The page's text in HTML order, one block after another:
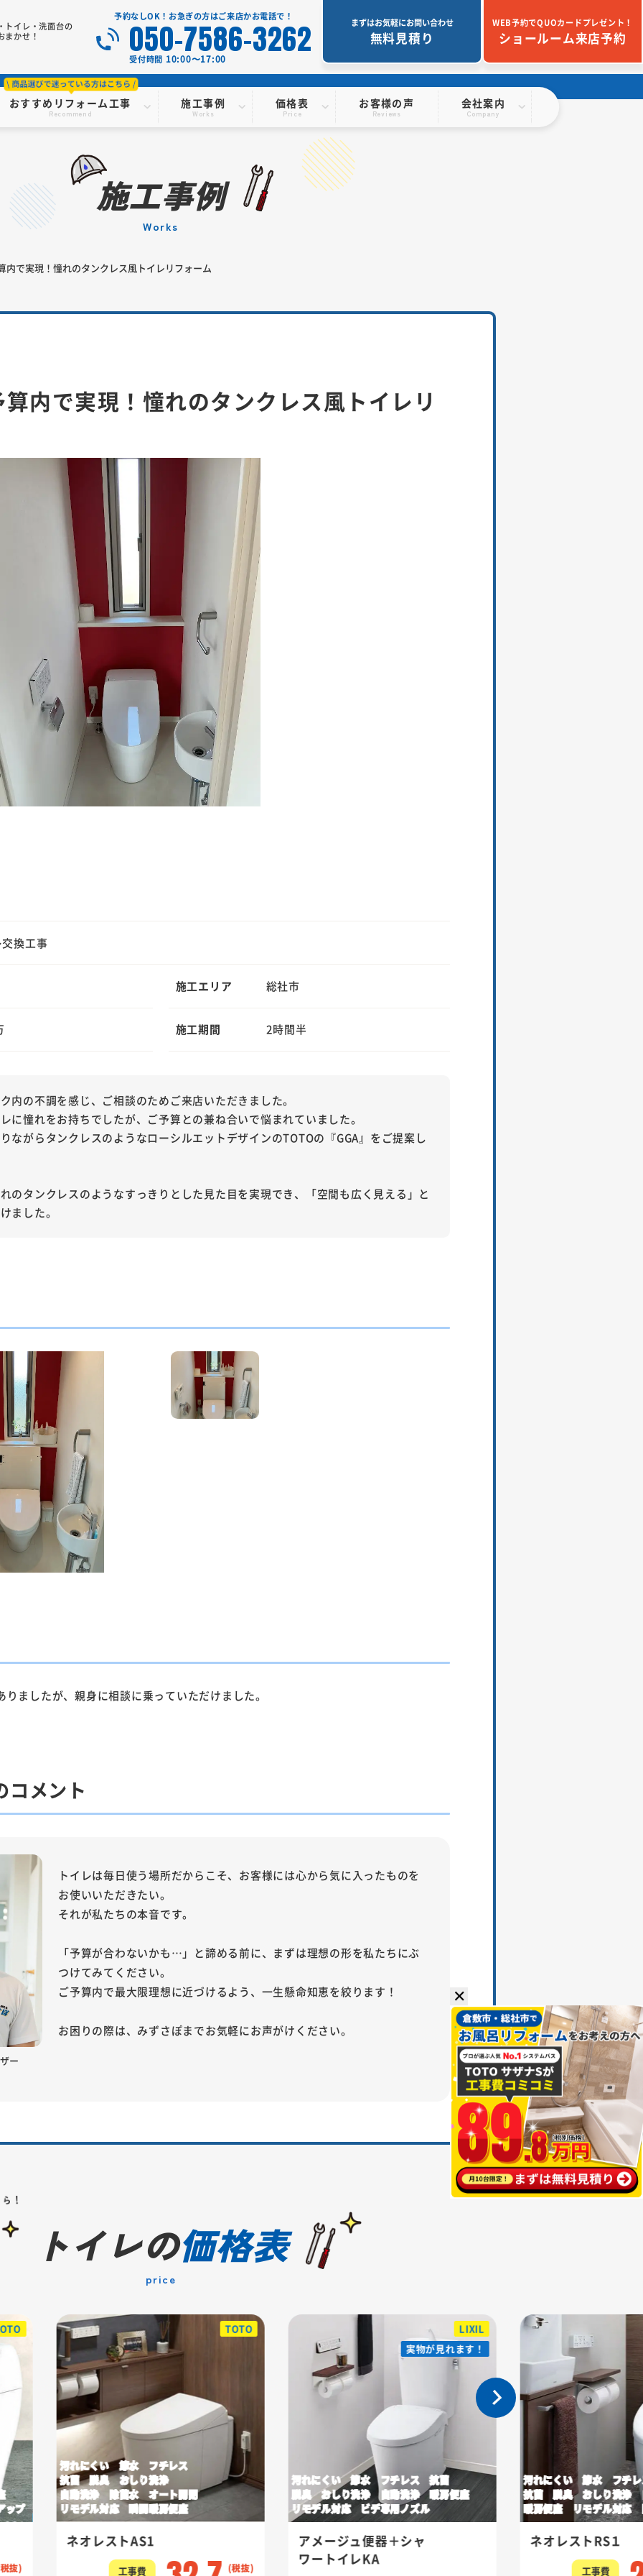
トイレ・洗面台の
まかせ！
おすすめリフォーム工事
Recommend
施工事例
Works
価格表
Price
お客様の声
Reviews
会社案内
Company
予約なしOK！お急ぎの方はご来店かお電話で！
050-7586-3262
受付時間 10:00〜17:00
WEB予約でQUOカードプレゼント！
ショールーム来店予約
まずはお気軽にお問い合わせ
無料見積り
施工事例
works
内で実現！憧れのタンクレス風トイレリフォーム
内で実現！憧れのタンクレス風トイレリ
換工事
施工エリア 総社市
施工期間 2時間半
内の不調を感じ、ご相談のためご来店いただきました。
に憧れをお持ちでしたが、ご予算との兼ね合いで悩まれていました。
ながらタンクレスのようなローシルエットデザインのTOTOの『GGA』をご提案し
のタンクレスのようなすっきりとした見た目を実現でき、「空間も広く見える」と
ました。
ましたが、親身に相談に乗っていただけました。
コメント
ー
トイレは毎日使う場所だからこそ、お客様には心から気に入ったものを
お使いいただきたい。
それが私たちの本音です。
「予算が合わないかも…」と諦める前に、まずは理想の形を私たちにぶ
つけてみてください。
ご予算内で最大限理想に近づけるよう、一生懸命知恵を絞ります！
お困りの際は、みずさぽまでお気軽にお声がけください。
トイレの価格表
price
ップ
TOTO
汚れにくい 節水 フチレス
抗菌 脱臭 おしり洗浄
自動洗浄 除菌水 オート開閉
リモデル対応 瞬間暖房便座
ネオレストAS1
工事費
LIXIL
実物が見れます！
実物が見れます！
汚れにくい 節水 フチレス 抗菌
脱臭 おしり洗浄 自動洗浄 暖房便座
リモデル対応 ビデ専用ノズル
アメージュ便器＋シャ
ワートイレKA
汚れにくい 節水 フチ
抗菌 脱臭 おしり洗浄
暖房便座 リモデル対応
ネオレストRS１
工事費
✕